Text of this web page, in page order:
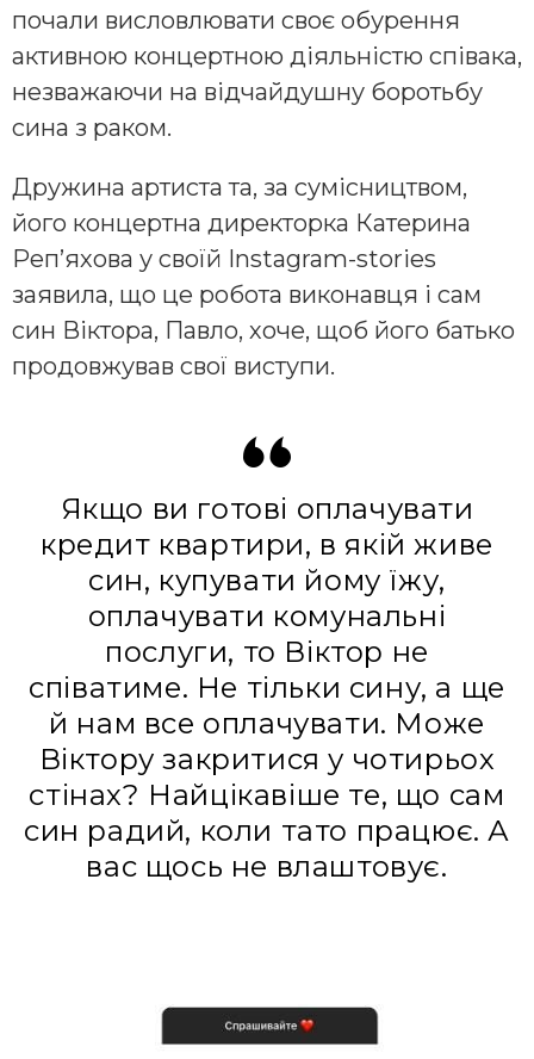
почали висловлювати своє обурення
активною концертною діяльністю співака,
незважаючи на відчайдушну боротьбу
сина з раком.
Дружина артиста та, за сумісництвом,
його концертна директорка Катерина
Реп’яхова у своїй Instagram-stories
заявила, що це робота виконавця і сам
син Віктора, Павло, хоче, щоб його батько
продовжував свої виступи.
Якщо ви готові оплачувати
кредит квартири, в якій живе
син, купувати йому їжу,
оплачувати комунальні
послуги, то Віктор не
співатиме. Не тільки сину, а ще
й нам все оплачувати. Може
Віктору закритися у чотирьох
стінах? Найцікавіше те, що сам
син радий, коли тато працює. А
вас щось не влаштовує.